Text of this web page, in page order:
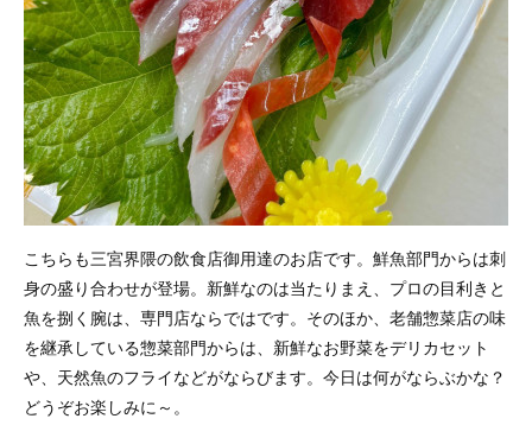
こちらも三宮界隈の飲食店御用達のお店です。鮮魚部門からは刺
身の盛り合わせが登場。新鮮なのは当たりまえ、プロの目利きと
魚を捌く腕は、専門店ならではです。そのほか、老舗惣菜店の味
を継承している惣菜部門からは、新鮮なお野菜をデリカセット
や、天然魚のフライなどがならびます。今日は何がならぶかな？
どうぞお楽しみに～。